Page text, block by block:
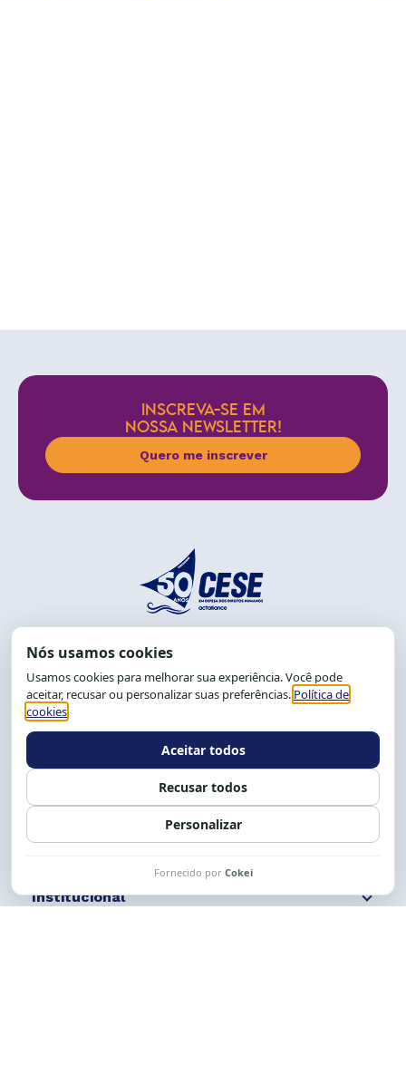
INSCREVA-SE EM
NOSSA NEWSLETTER!
Quero me inscrever
End.: R. da Graça, 150. Graça
CEP: 40.150-055
Salvador-BA, Brasil.
Tel.: (71) 2104-5457, Cel.: (71) 9 9239-2104 ou 2105
Expediente: 8h às 12h e 13 às 17h.
Siga nossas redes Fale conosco
Institucional